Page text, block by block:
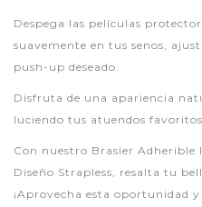
Despega las películas
suavemente en tus senos,
push-up deseado.
Disfruta de una apariencia
luciendo tus atuendos favoritos
Con nuestro Brasier Adherible
Diseño Strapless, resalta tu
¡Aprovecha esta oportunidad